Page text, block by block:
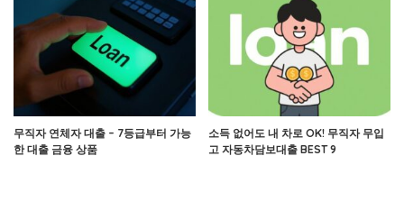
무직자 연체자 대출 – 7등급부터 가능
한 대출 금융 상품
소득 없어도 내 차로 OK! 무직자 무입
고 자동차담보대출 BEST 9